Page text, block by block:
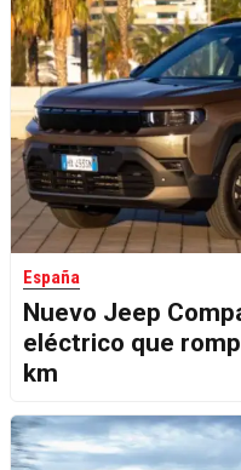
España
Nuevo Jeep
eléctrico que
km